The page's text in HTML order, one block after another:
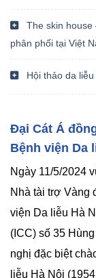
The skin
phân phối tại Việt
Hội thảo da
Đại Cát Á
Bệnh viện Da
Ngày 11/5/2024
Nhà tài trợ Vàng
viện Da liễu Hà
(ICC) số 35
nghị đặc biệt
liễu Hà Nội